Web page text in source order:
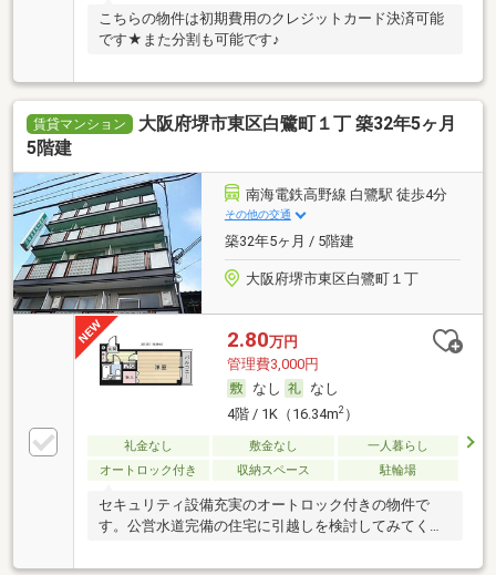
こちらの物件は初期費用のクレジットカード決済可能
です★また分割も可能です♪
賃貸マンション
大阪府堺市東区白鷺町１丁 築32年5ヶ月
5階建
南海電鉄高野線 白鷺駅 徒歩4分
その他の交通
築32年5ヶ月 / 5階建
大阪府堺市東区白鷺町１丁
2.80万円
管理費3,000円
なし
なし
4階 / 1K（16.34m2）
礼金なし 敷金なし
一人暮らし
オートロック付き
収納スペース 駐輪場
セキュリティ設備充実のオートロック付きの物件で
す。公営水道完備の住宅に引越しを検討してみてくだ